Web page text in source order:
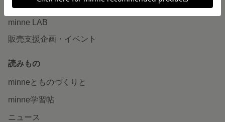
minne PLUS
minne LAB
販売支援企画・イベント
読みもの
minneとものづくりと
minne学習帖
ニュース